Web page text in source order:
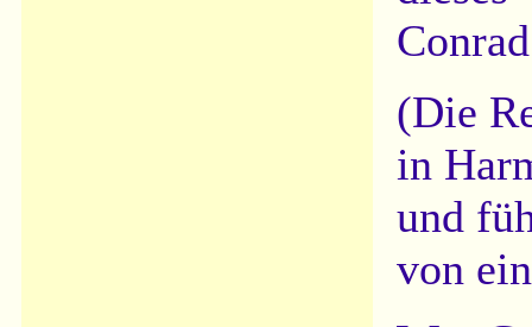
(Die
in
und
von